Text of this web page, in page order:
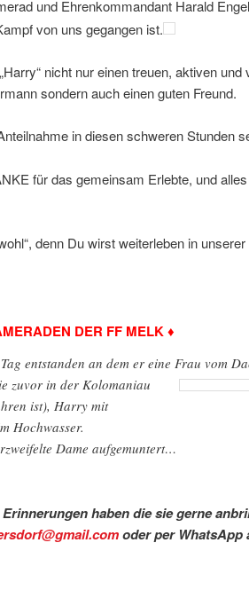
und Ehrenkommandant Harald
von uns gegangen ist.
nicht nur einen treuen, aktiven und
sondern auch einen guten Freund.
in diesen schweren Stunden
für das gemeinsam Erlebte, und
denn Du wirst weiterleben in
DER FF MELK ♦
entstanden an dem er eine Frau vom
zuvor in der Kolomaniau
ist), Harry mit
Hochwasser.
Dame aufgemuntert…
haben die sie gerne
oder per WhatsApp